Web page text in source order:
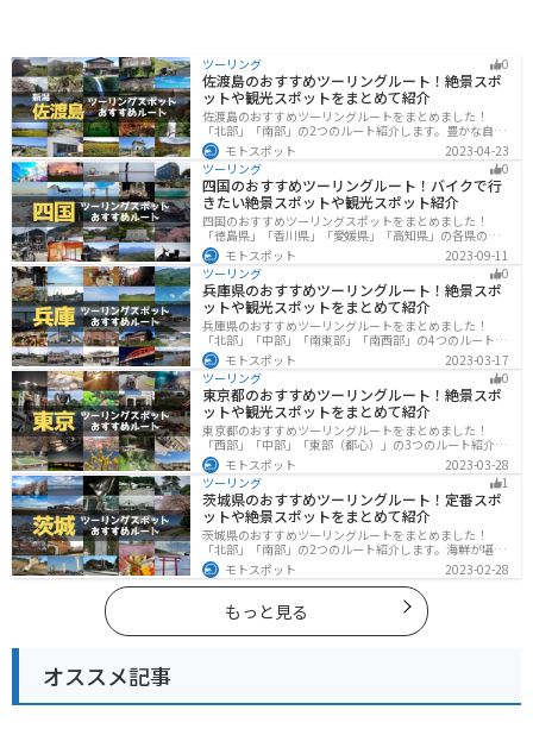
ツーリング 0
佐渡島のおすすめツーリングルート！絶景スポ
ットや観光スポットをまとめて紹介
佐渡島のおすすめツーリングルートをまとめました！
「北部」「南部」の2つのルート紹介します。豊かな自然
と歴史的なスポット、トキなどの貴重な動物を見られる
スポットが多数あります。バイクで佐渡島にツーリング
に行く際は参考にしてください。
モトスポット
2023-04-23
ツーリング
0
四国のおすすめツーリングルート！バイクで行
きたい絶景スポットや観光スポット紹介
四国のおすすめツーリングスポットをまとめました！
「徳島県」「香川県」「愛媛県」「高知県」の各県の観
光地紹介します。自然豊かな山々や湖、温泉地が点在
し、四季折々の景色を楽しめるスポットが多数ありま
す。バイクで四国にツーリングに行く際は参考にしてく
ださい。
モトスポット
2023-09-11
ツーリング
0
兵庫県のおすすめツーリングルート！絶景スポ
ットや観光スポットをまとめて紹介
兵庫県のおすすめツーリングルートをまとめました！
「北部」「中部」「南東部」「南西部」の4つのルート紹
介します。自然豊かな山を堪能できる北部と中部、街中
で海辺の南部と違った楽しみ方ができます。バイクで兵
庫県にツーリングに行く際は参考にしてください。
モトスポット
2023-03-17
ツーリング
0
東京都のおすすめツーリングルート！絶景スポ
ットや観光スポットをまとめて紹介
東京都のおすすめツーリングルートをまとめました！
「西部」「中部」「東部（都心）」の3つのルート紹介し
ます。西に行けば奥多摩の自然、東に行けば都心スポッ
トと、自然も街も楽しめるスポットが多数あります。バ
イクで東京都にツーリングに行く際は参考にしてくださ
い。
モトスポット
2023-03-28
ツーリング
1
茨城県のおすすめツーリングルート！定番スポ
ットや絶景スポットをまとめて紹介
茨城県のおすすめツーリングルートをまとめました！
「北部」「南部」の2つのルート紹介します。海鮮が堪能
できる港や梅の景勝地、自然豊かな山々があるのでツー
リングにもってこいです。バイクで茨城県にツーリング
に行く際は参考にしてください。
モトスポット 2023-02-28
もっと見る
オススメ記事